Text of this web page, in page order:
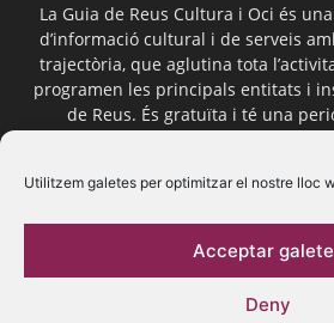
Utilitzem galetes per optimitzar el nostre lloc
Acceptar
Deny
La Guia de Reus Cultura i Oci és
d’informació cultural i de serveis
trajectòria, que aglutina tota
programen les principals entitats i
de Reus. És gratuïta i té una
Segueix-nos